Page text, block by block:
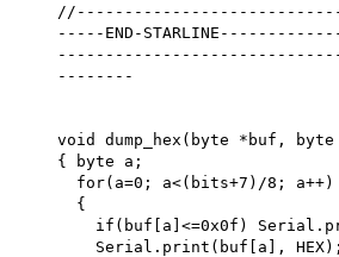
-----END-
--------
void dump_hex(byte *buf,
{ byte a;
for(a=0; a<(bits+7)/8; a++)
{
if(buf[a]<=0x0f)
Serial.print(buf[a], HEX);